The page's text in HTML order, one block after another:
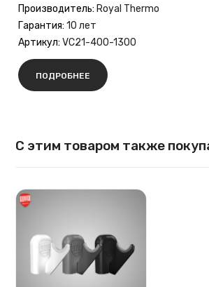
Производитель: Royal Thermo
Гарантия: 10 лет
Артикул: VC21-400-1300
ПОДРОБНЕЕ
С этим товаром также